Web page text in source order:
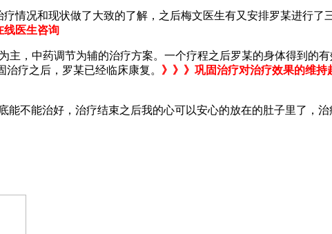
情况和现状做了大致的了解，之后梅文医生有又安排罗某进行了
线医生咨询
，中药调节为辅的治疗方案。一个疗程之后罗某的身体得到的
疗之后，罗某已经临床康复。 》》》巩固治疗对治疗效果的维
不能治好，治疗结束之后我的心可以安心的放在的肚子里了，